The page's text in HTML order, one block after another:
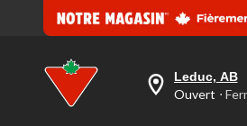
votre
Leduc, AB
Ouvert